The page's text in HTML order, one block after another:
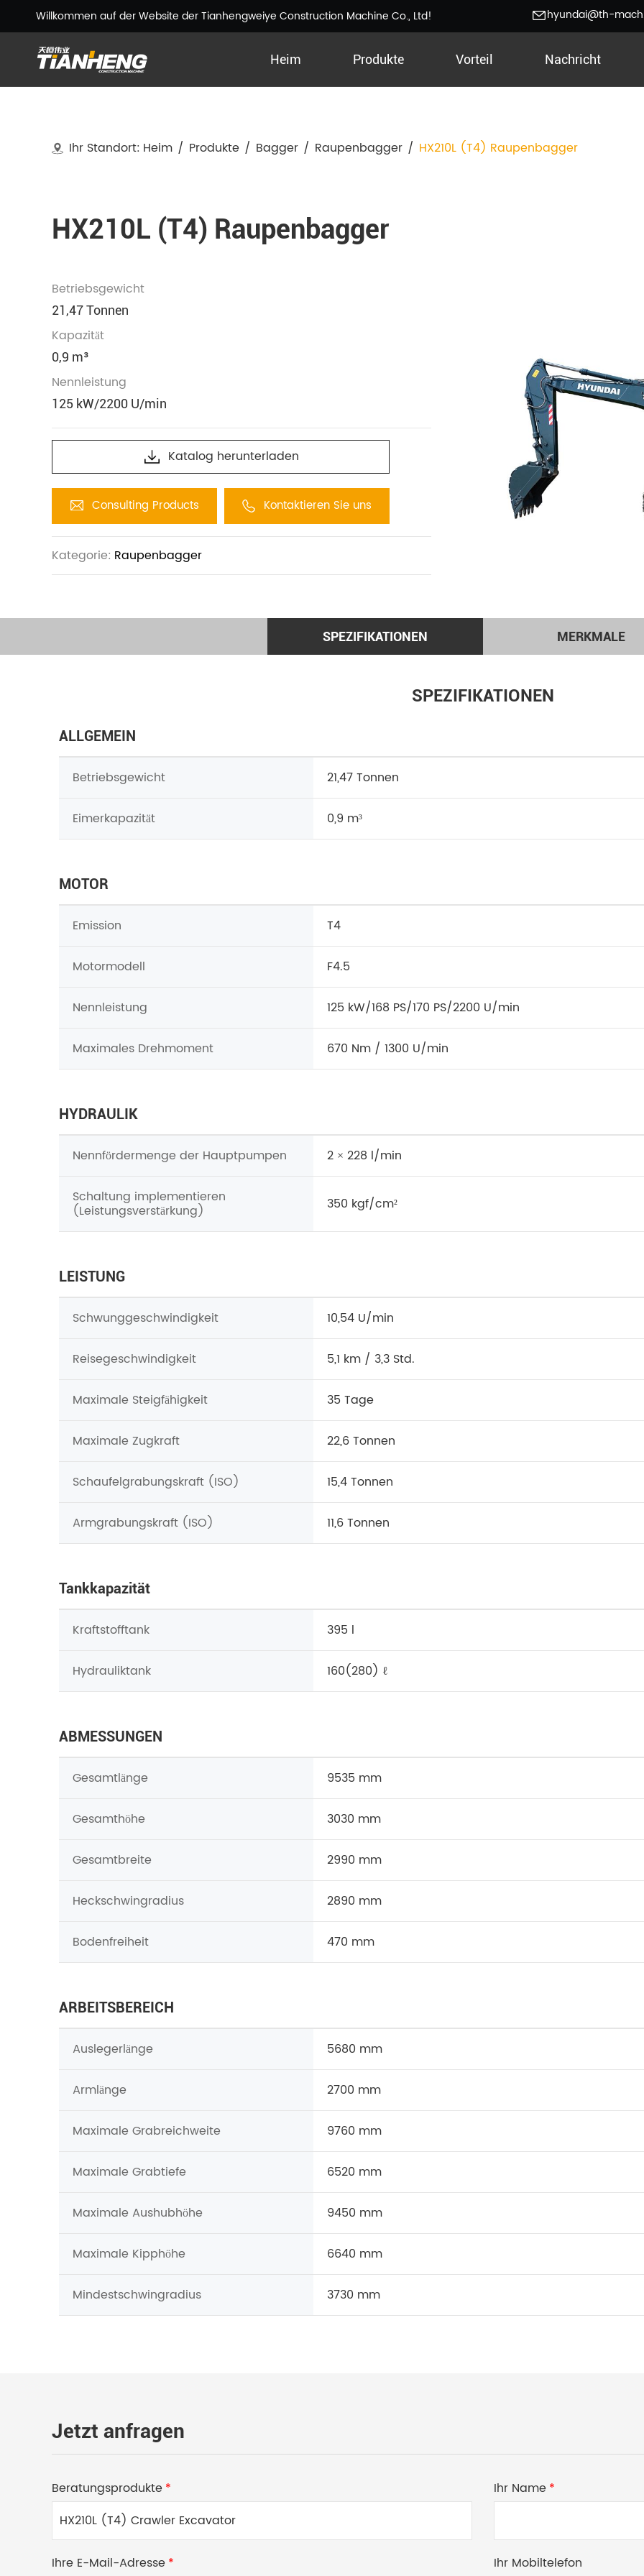
Willkommen auf der Website der Tianhengweiye Construction Machine Co., Ltd! hyundai@th-
Heim Produkte Vorteil Nachricht
Ihr Standort: Heim / Produkte / Bagger / Raupenbagger / HX210L (T4) Raupenbagger
HX210L (T4) Raupenbagger
Betriebsgewicht
21,47 Tonnen
Kapazität
0,9 m³
Nennleistung
125 kW/2200 U/min
Katalog herunterladen
Consulting Products Kontaktieren Sie uns
Kategorie: Raupenbagger
SPEZIFIKATIONEN MERKMALE
SPEZIFIKATIONEN
ALLGEMEIN
Betriebsgewicht 21,47 Tonnen
Eimerkapazität 0,9 m³
MOTOR
Emission T4
Motormodell F4.5
Nennleistung 125 kW/168 PS/170 PS/2200 U/min
Maximales Drehmoment 670 Nm / 1300 U/min
HYDRAULIK
Nennfördermenge der Hauptpumpen 2 × 228 l/min
Schaltung implementieren
(Leistungsverstärkung) 350 kgf/cm²
LEISTUNG
Schwunggeschwindigkeit 10,54 U/min
Reisegeschwindigkeit 5,1 km / 3,3 Std.
Maximale Steigfähigkeit 35 Tage
Maximale Zugkraft 22,6 Tonnen
Schaufelgrabungskraft (ISO) 15,4 Tonnen
Armgrabungskraft (ISO) 11,6 Tonnen
Tankkapazität
Kraftstofftank 395 l
Hydrauliktank 160(280) ℓ
ABMESSUNGEN
Gesamtlänge 9535 mm
Gesamthöhe 3030 mm
Gesamtbreite 2990 mm
Heckschwingradius 2890 mm
Bodenfreiheit 470 mm
ARBEITSBEREICH
Auslegerlänge 5680 mm
Armlänge 2700 mm
Maximale Grabreichweite 9760 mm
Maximale Grabtiefe 6520 mm
Maximale Aushubhöhe 9450 mm
Maximale Kipphöhe 6640 mm
Mindestschwingradius 3730 mm
Jetzt anfragen
Beratungsprodukte* Ihr Name*
Ihre E-Mail-Adresse* Ihr Mobiltelefon